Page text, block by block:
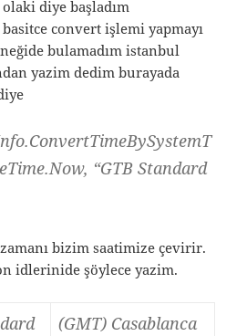
diye başladım
basitce convert işlemi yapmayı
bulamadım istanbul
yazim dedim burayada
“GTB Standard
bizim saatimize çevirir.
idlerinide şöylece yazim.
(GMT) Casablanca